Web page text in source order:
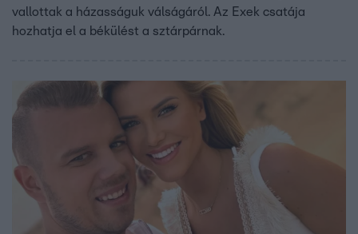
vallottak a házasságuk válságáról. Az Exek csatája
hozhatja el a békülést a sztárpárnak.